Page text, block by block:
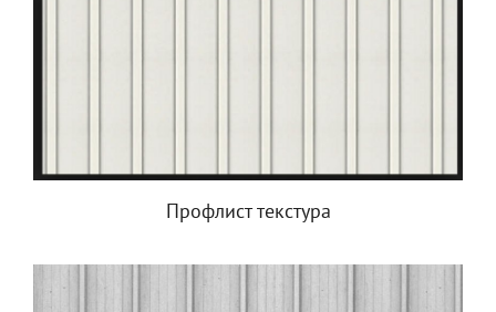
Профлист текстура